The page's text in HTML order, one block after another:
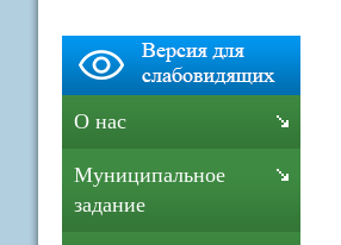
О нас
Муниципальное
задание